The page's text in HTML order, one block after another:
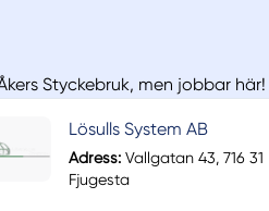
Styckebruk, men jobbar här!
Lösulls System AB
Adress:Vallgatan 43, 716 31
Fjugesta